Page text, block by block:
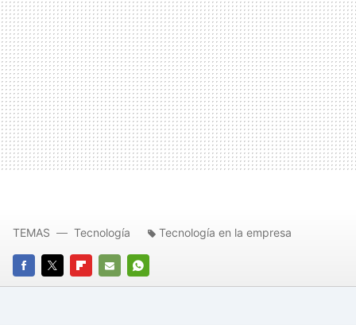
FACEBOOK
TWITTERFLIPBOARD
E-
WHATSAPP
TEMAS Tecnología Tecnología en la empresa